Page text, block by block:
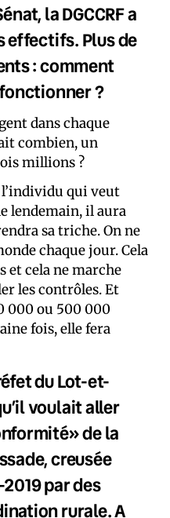
la DGCCRF a
effectifs. Plus de
: comment
?
dans chaque
combien, un
millions ?
l’individu qui veut
lendemain, il aura
sa triche. On ne
chaque jour. Cela
et cela ne marche
les contrôles. Et
000 ou 500 000
fois, elle fera
du Lot-et-
voulait aller
de la
creusée
par des
rurale. A